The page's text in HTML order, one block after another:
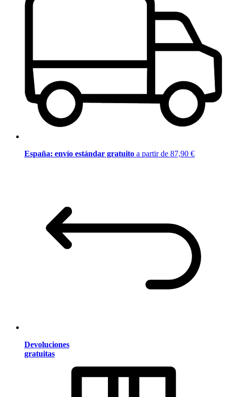
España: envío estándar gratuito a partir de 87,90 €
Devoluciones
gratuitas